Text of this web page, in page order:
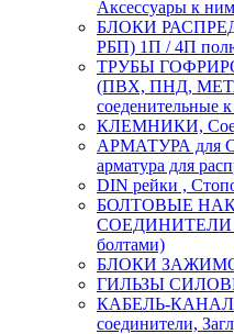
Аксессуары к
БЛОКИ
РБП) 1П / 4П
ТРУБЫ
(ПВХ, ПНД,
соеденительные
КЛЕМНИКИ,
АРМАТУРА для
арматура для
DIN рейки ,
БОЛТОВЫЕ
СОЕДИНИТЕЛИ
болтами)
БЛОКИ
ГИЛЬЗЫ
КАБЕЛЬ-КАНАЛЫ
соединители,